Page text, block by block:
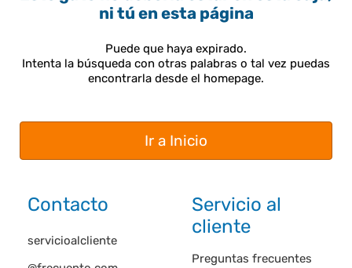
ni tú en esta página
Puede que haya expirado.
Intenta la búsqueda con otras palabras o tal vez puedas
encontrarla desde el homepage.
Ir a Inicio
Contacto
servicioalcliente
Servicio al
cliente
Preguntas frecuentes